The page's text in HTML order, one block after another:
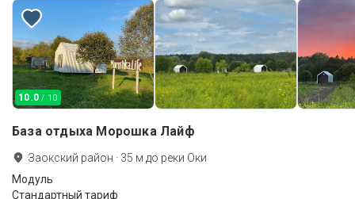
10.0 / 10
База отдыха Морошка Лайф
Заокский район · 35 м до реки Оки
Модуль
Стандартный тариф